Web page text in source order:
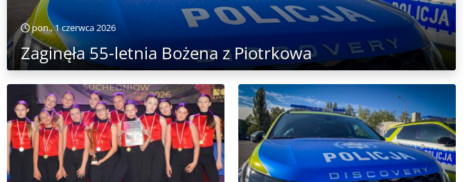
pon., 1 czerwca 2026
Zaginęła 55-letnia Bożena z Piotrkowa